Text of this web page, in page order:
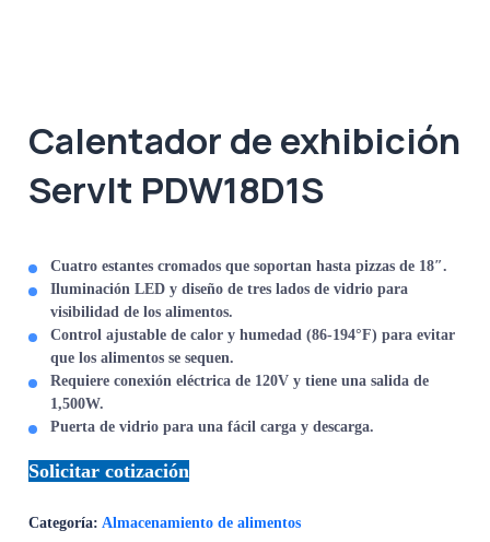
Calentador de exhibición
ServIt PDW18D1S
Cuatro estantes cromados que soportan hasta pizzas de 18″.
Iluminación LED y diseño de tres lados de vidrio para
visibilidad de los alimentos.
Control ajustable de calor y humedad (86-194°F) para evitar
que los alimentos se sequen.
Requiere conexión eléctrica de 120V y tiene una salida de
1,500W.
Puerta de vidrio para una fácil carga y descarga.
Solicitar cotización
Categoría: Almacenamiento de alimentos